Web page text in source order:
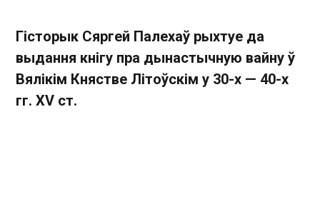
Гісторык Сяргей Палехаў рыхтуе да
выдання кнігу пра дынастычную вайну ў
Вялікім Княстве Літоўскім у 30-х — 40-х
гг. XV ст.